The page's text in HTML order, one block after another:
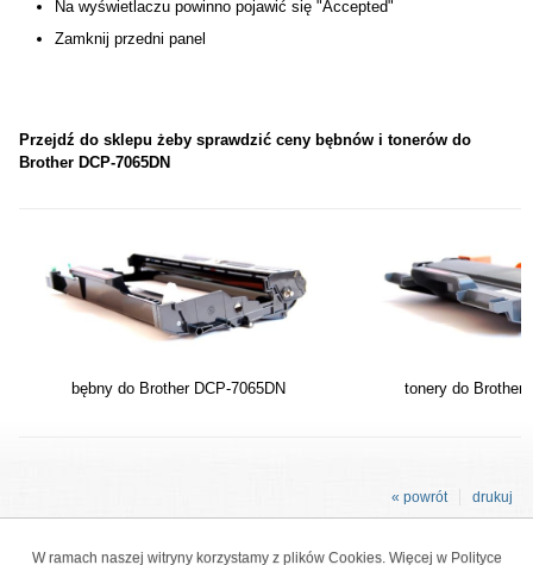
Na wyświetlaczu powinno pojawić się "Accepted"
Zamknij przedni panel
Przejdź do sklepu żeby sprawdzić ceny bębnów i tonerów do
Brother DCP-7065DN
bębny do Brother DCP-7065DN tonery do Brother
drukuj
« powrót
W ramach naszej witryny korzystamy z plików Cookies. Więcej w Polityce